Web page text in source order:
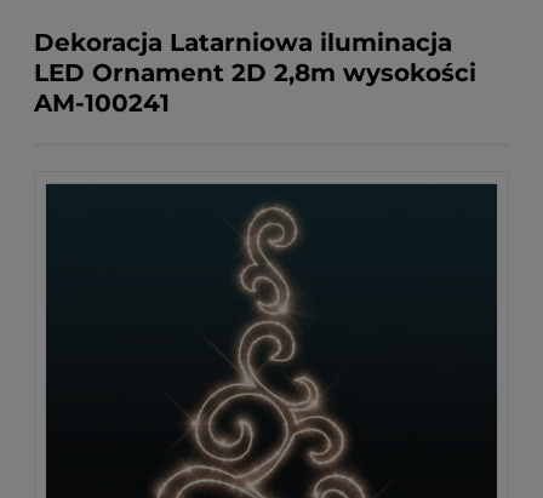
Dekoracja Latarniowa iluminacja
LED Ornament 2D 2,8m wysokości
AM-100241